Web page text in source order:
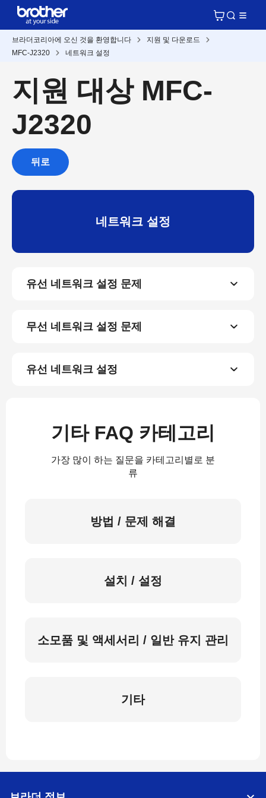
브라더코리아에 오신 것을 환영합니다
지원 및 다운로드
MFC-J2320
네트워크 설정
지원 대상 MFC-
J2320
뒤로
네트워크 설정
유선 네트워크 설정 문제
무선 네트워크 설정 문제
유선 네트워크 설정
기타 FAQ 카테고리
가장 많이 하는 질문을 카테고리별로 분
류
방법 / 문제 해결
설치 / 설정
소모품 및 액세서리 / 일반 유지 관리
기타